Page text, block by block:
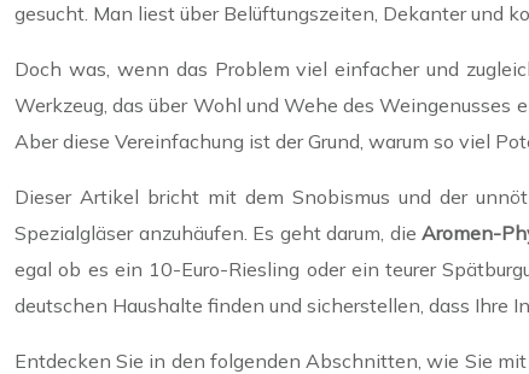
gesucht. Man liest über Belüftungszeiten, Dekanter und
Doch was, wenn das Problem viel einfacher und
Werkzeug, das über Wohl und Wehe des Weingenusses
Aber diese Vereinfachung ist der Grund, warum so viel
Dieser Artikel bricht mit dem Snobismus und der
Spezialgläser anzuhäufen. Es geht darum, dieAromen-
egal ob es ein 10-Euro-Riesling oder ein teurer
deutschen Haushalte finden und sicherstellen, dass Ihre
Entdecken Sie in den folgenden Abschnitten, wie Sie